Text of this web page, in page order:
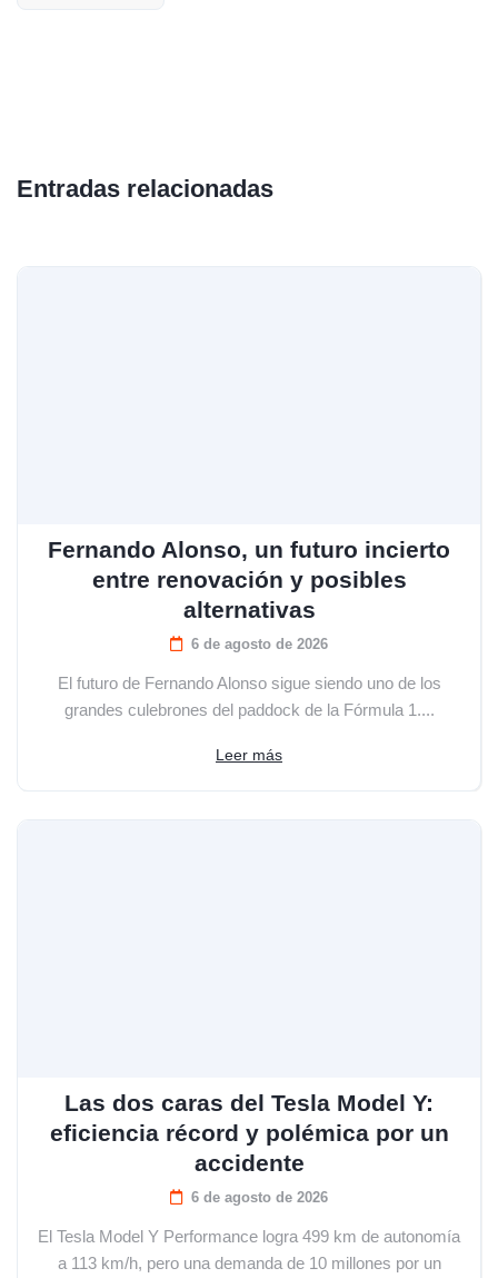
Entradas relacionadas
Fernando Alonso, un futuro incierto
entre renovación y posibles
alternativas
6 de agosto de 2026
El futuro de Fernando Alonso sigue siendo uno de los
grandes culebrones del paddock de la Fórmula 1....
Leer más
Las dos caras del Tesla Model Y:
eficiencia récord y polémica por un
accidente
6 de agosto de 2026
El Tesla Model Y Performance logra 499 km de autonomía
a 113 km/h, pero una demanda de 10 millones por un